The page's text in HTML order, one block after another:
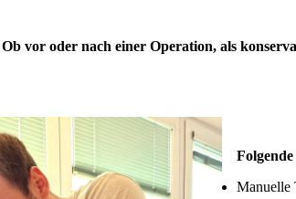
Ob vor oder nach einer Operation, als
Manuelle